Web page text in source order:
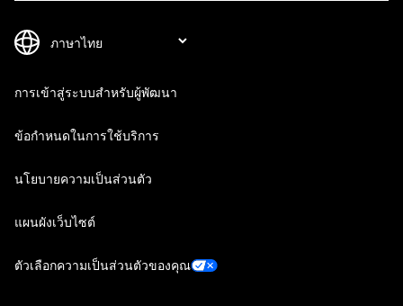
การเข้าสู่ระบบสำหรับผู้พัฒนา
ข้อกำหนดในการใช้บริการ
นโยบายความเป็นส่วนตัว
แผนผังเว็บไซต์
ตัวเลือกความเป็นส่วนตัวของคุณ